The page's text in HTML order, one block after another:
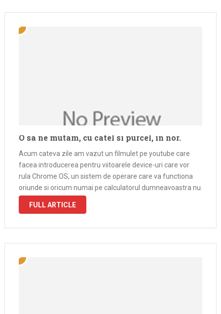
O sa ne mutam, cu catel si purcel, in nor.
Acum cateva zile am vazut un filmulet pe youtube care
facea introducerea pentru viitoarele device-uri care vor
rula Chrome OS, un sistem de operare care va functiona
oriunde si oricum numai pe calculatorul dumneavoastra nu.
Va fi, cum se spune, in the cloud. Conceptul de cloud …
FULL ARTICLE